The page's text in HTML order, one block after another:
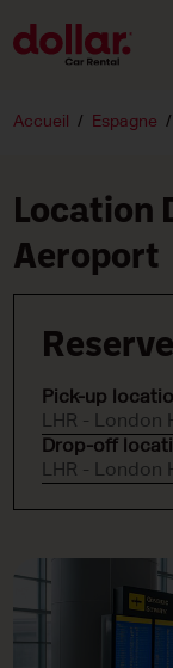
Accueil Espagne
Location
Aeroport
Pick-up
LHR - London
Drop-off
LHR - London